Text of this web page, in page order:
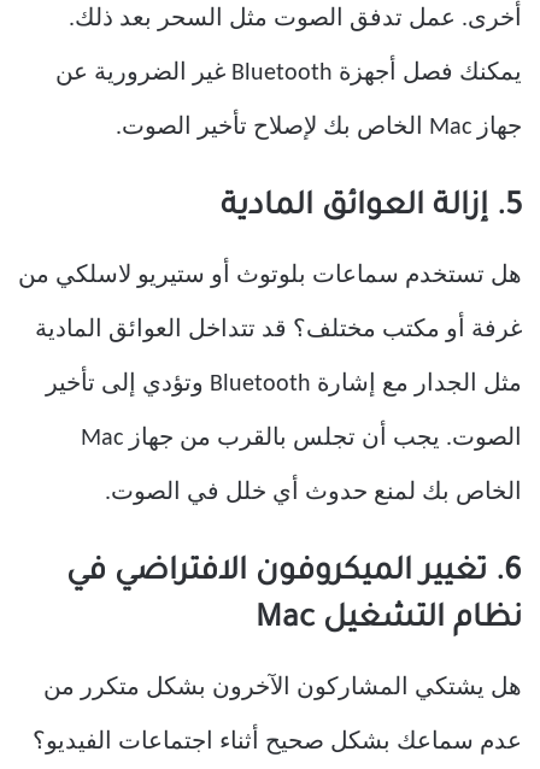
أخرى. عمل تدفق الصوت مثل السحر بعد ذلك.
يمكنك فصل أجهزة Bluetooth غير الضرورية عن
جهاز Mac الخاص بك لإصلاح تأخير الصوت.
5. إزالة العوائق المادية
هل تستخدم سماعات بلوتوث أو ستيريو لاسلكي من
غرفة أو مكتب مختلف؟ قد تتداخل العوائق المادية
مثل الجدار مع إشارة Bluetooth وتؤدي إلى تأخير
الصوت. يجب أن تجلس بالقرب من جهاز Mac
الخاص بك لمنع حدوث أي خلل في الصوت.
6. تغيير الميكروفون الافتراضي في
نظام التشغيل Mac
هل يشتكي المشاركون الآخرون بشكل متكرر من
عدم سماعك بشكل صحيح أثناء اجتماعات الفيديو؟